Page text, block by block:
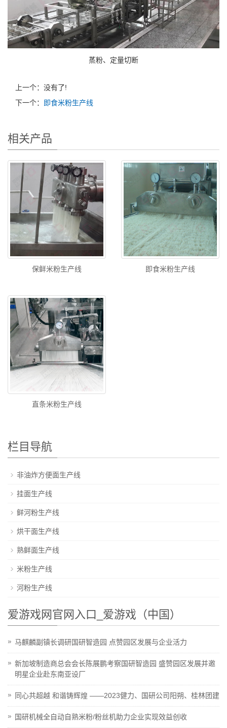
蒸粉、定量切断
上一个：没有了!
下一个：
即食米粉生产线
相关产品
保鲜米粉生产线 即食米粉生产线
直条米粉生产线
栏目导航
非油炸方便面生产线
挂面生产线
鲜河粉生产线
烘干面生产线
熟鲜面生产线
米粉生产线
河粉生产线
爱游戏网官网入口_爱游戏（中国）
马麒麟副镇长调研国研智造园 点赞园区发展与企业活力
新加坡制造商总会会长陈展鹏考察国研智造园 盛赞园区发展并邀
明星企业赴东南亚设厂
同心共超越 和谐铸辉煌 ——2023健力、国研公司阳朔、桂林团建
国研机械全自动自熟米粉/粉丝机助力企业实现效益创收